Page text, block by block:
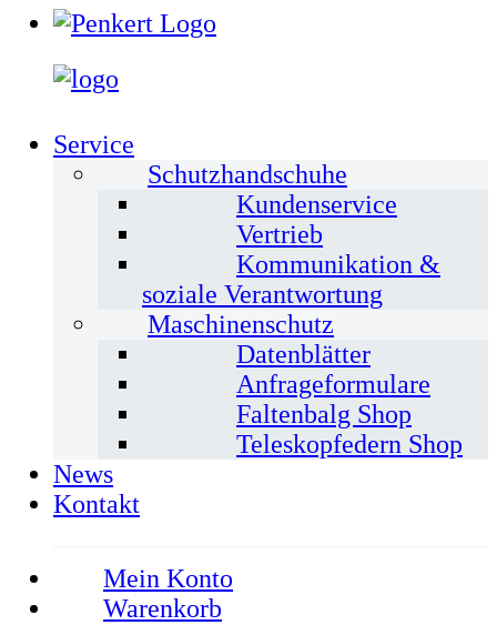
Service
Schutzhandschuhe
Kundenservice
Vertrieb
Kommunikation &
soziale Verantwortung
Maschinenschutz
Datenblätter
Anfrageformulare
Faltenbalg Shop
Teleskopfedern Shop
News
Kontakt
Mein Konto
Warenkorb